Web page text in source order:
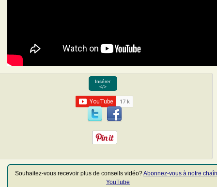
Insérer
</>
Souhaitez-vous recevoir plus de conseils vidéo?Abonnez-vous à notre
YouTube